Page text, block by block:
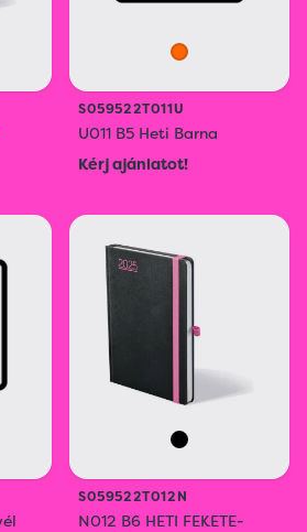
S059522T011U
U011 B5 Heti Barna
Kérj ajánlatot!
S059522T012N
N012 B6 HETI FEKETE-